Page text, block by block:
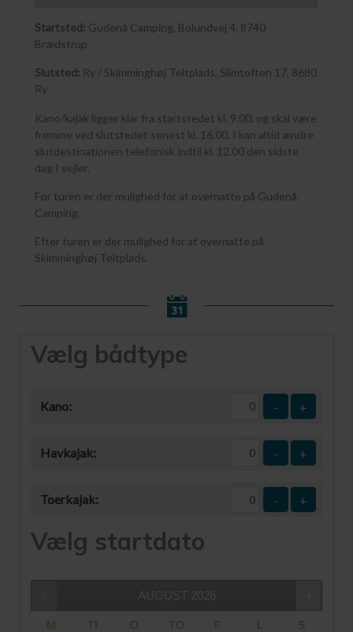
Startsted: Gudenå Camping, Bolundvej 4, 8740
Brædstrup
Slutsted: Ry / Skimminghøj Teltplads, Siimtoften 17, 8680
Ry
Kano/kajak ligger klar fra startstedet kl. 9.00, og skal være
fremme ved slutstedet senest kl. 16.00. I kan altid ændre
slutdestinationen telefonisk indtil kl. 12.00 den sidste
dag I sejler.
Før turen er der mulighed for at overnatte på Gudenå
Camping.
Efter turen er der mulighed for at overnatte på
Skimminghøj Teltplads.
Vælg bådtype
Kano: - +
Havkajak: - +
Toerkajak: - +
Vælg startdato
AUGUST 2026
M TI O TO F L S